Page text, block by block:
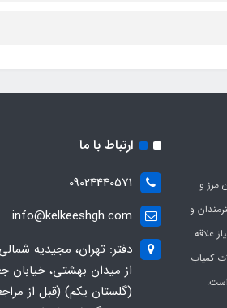
مرز و
هنرمندان و
علاقه
کمیاب
ارتباط با ما
09024440571
info@kelkeeshgh.com
دفتر: تهران، مجیدیه
از میدان بهشتی، خیابان
(گلستان یکم) (قبل از